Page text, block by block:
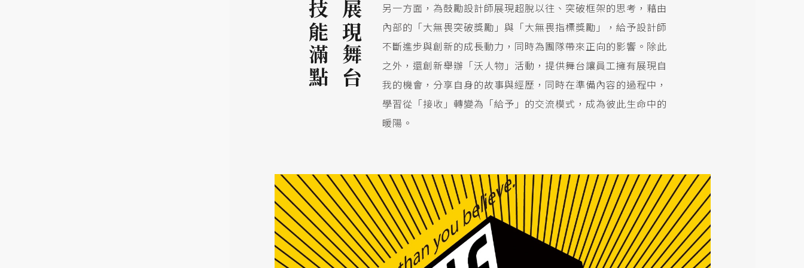
技能滿點展現舞台
另一方面，為鼓勵設計師展現超脫以往、突破框架的思考，藉由
內部的「大無畏突破獎勵」與「大無畏指標獎勵」，給予設計師
不斷進步與創新的成長動力，同時為團隊帶來正向的影響。除此
之外，還創新舉辦「沃人物」活動，提供舞台讓員工擁有展現自
我的機會，分享自身的故事與經歷，同時在準備內容的過程中，
學習從「接收」轉變為「給予」的交流模式，成為彼此生命中的
暖陽。